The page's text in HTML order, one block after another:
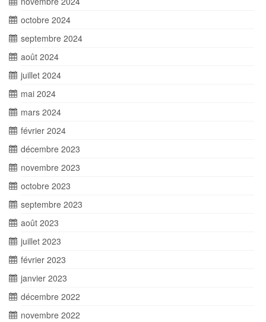
octobre 2024
septembre 2024
août 2024
juillet 2024
mai 2024
mars 2024
février 2024
décembre 2023
novembre 2023
octobre 2023
septembre 2023
août 2023
juillet 2023
février 2023
janvier 2023
décembre 2022
novembre 2022